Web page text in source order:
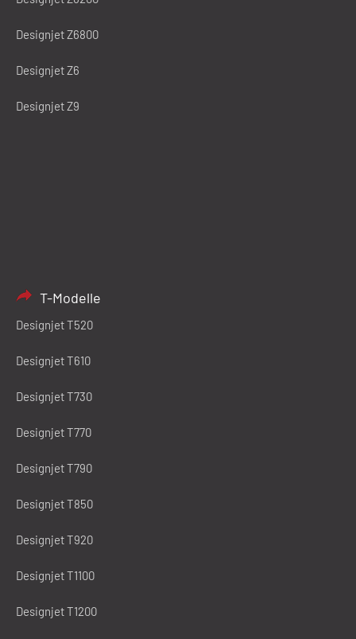
Designjet Z6800
Designjet Z6
Designjet Z9
T-Modelle
Designjet T520
Designjet T610
Designjet T730
Designjet T770
Designjet T790
Designjet T850
Designjet T920
Designjet T1100
Designjet T1200